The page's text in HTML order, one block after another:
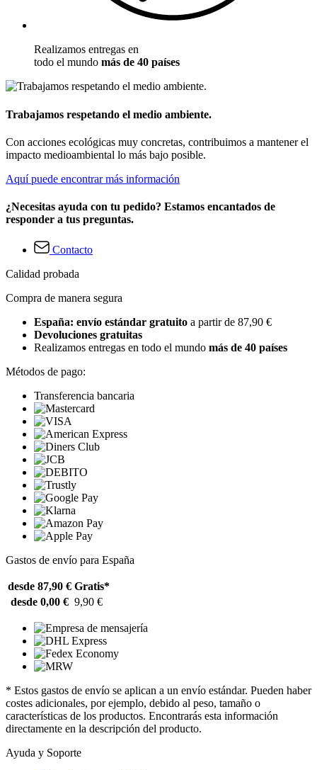
Realizamos entregas en
todo el mundo más de 40 países
Trabajamos respetando el medio ambiente.
Con acciones ecológicas muy concretas, contribuimos a mantener el
impacto medioambiental lo más bajo posible.
Aquí puede encontrar más información
¿Necesitas ayuda con tu pedido? Estamos encantados de
responder a tus preguntas.
Contacto
Calidad probada
Compra de manera segura
España: envío estándar gratuito a partir de 87,90 €
Devoluciones gratuitas
Realizamos entregas en todo el mundo más de 40 países
Métodos de pago:
Transferencia bancaria
Gastos de envío para España
desde 87,90 € Gratis*
desde 0,00 € 9,90 €
* Estos gastos de envío se aplican a un envío estándar. Pueden haber
costes adicionales, por ejemplo, debido al peso, tamaño o
características de los productos. Encontrarás esta información
directamente en la descripción del producto.
Ayuda y Soporte